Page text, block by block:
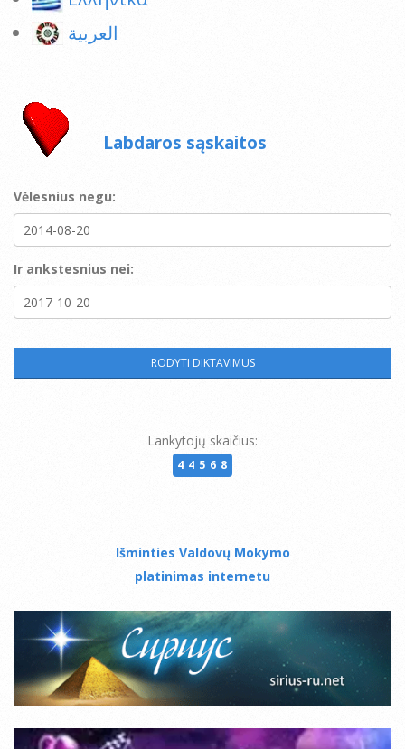
العربية
Labdaros sąskaitos
Vėlesnius negu:
Ir ankstesnius nei:
Lankytojų skaičius:
44568
Išminties Valdovų Mokymo
platinimas internetu